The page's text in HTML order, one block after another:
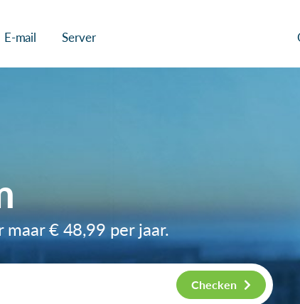
E-mail Server
maar€ 48,99 per jaar.
Checken